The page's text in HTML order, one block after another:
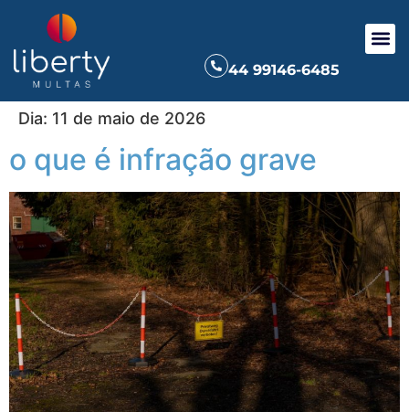
44 99146-6485
Dia: 11 de maio de 2026
o que é infração grave